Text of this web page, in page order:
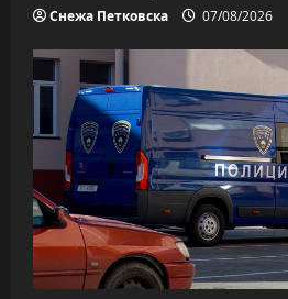
Снежа Петковска 07/08/2026